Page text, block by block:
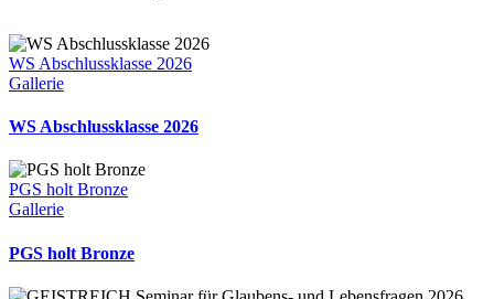
WS Abschlussklasse 2026
Gallerie
WS Abschlussklasse 2026
PGS holt Bronze
Gallerie
PGS holt Bronze